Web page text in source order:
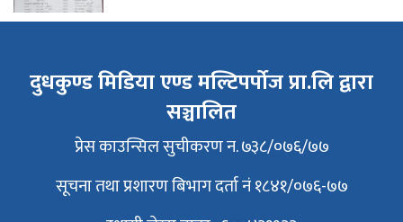
दुधकुण्ड मिडिया एण्ड मल्टिपर्पोज प्रा.लि द्वारा
सञ्चालित
प्रेस काउन्सिल सुचीकरण न. ७३८/०७६/७७
सूचना तथा प्रशारण बिभाग दर्ता नं १८४१/०७६-७७